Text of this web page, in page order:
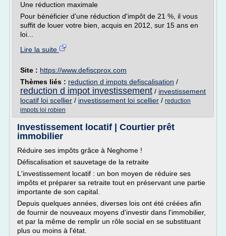
Une réduction maximale
Pour bénéficier d'une réduction d'impôt de 21 %, il vous
suffit de louer votre bien, acquis en 2012, sur 15 ans en
loi...
Lire la suite
Site : https://www.defiscprox.com
Thèmes liés : reduction d impots defiscalisation /
reduction d impot investissement / investissement
locatif loi scellier / investissement loi scellier / reduction
impots loi robien
Investissement locatif | Courtier prêt
immobilier
Réduire ses impôts grâce à Neghome !
Défiscalisation et sauvetage de la retraite
L'investissement locatif : un bon moyen de réduire ses
impôts et préparer sa retraite tout en préservant une partie
importante de son capital.
Depuis quelques années, diverses lois ont été créées afin
de fournir de nouveaux moyens d'investir dans l'immobilier,
et par la même de remplir un rôle social en se substituant
plus ou moins à l'état.